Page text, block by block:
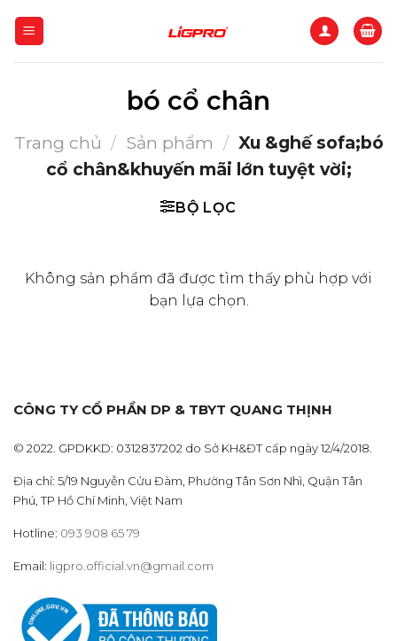
qua
bó cổ chân
Trang chủ / Sản phẩm / Xu &ghế sofa;bó
cổ chân&khuyến mãi lớn tuyệt vời;
BỘ LỌC
Không sản phẩm đã được tìm thấy phù hợp với
bạn lựa chọn.
CÔNG TY CỔ PHẦN DP & TBYT QUANG THỊNH
© 2022. GPDKKD: 0312837202 do Sở KH&ĐT cấp ngày 12/4/2018.
Địa chỉ: 5/19 Nguyễn Cửu Đàm, Phường Tân Sơn Nhì, Quận Tân
Phú, TP Hồ Chí Minh, Việt Nam
Hotline: 093 908 65 79
Email: ligpro.official.vn@gmail.com